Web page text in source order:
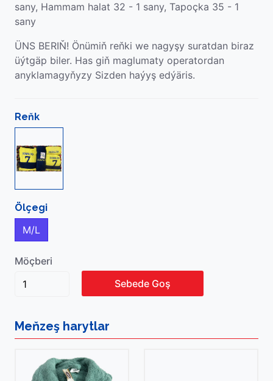
sany, Hammam halat 32 - 1 sany, Tapoçka 35 - 1
sany
ÜNS BERIŇ! Önümiň reňki we nagyşy suratdan biraz
üýtgäp biler. Has giň maglumaty operatordan
anyklamagyňyzy Sizden haýyş edýäris.
Reňk
Ölçegi
M/L
Möçberi
Sebede Goş
Meňzeş harytlar